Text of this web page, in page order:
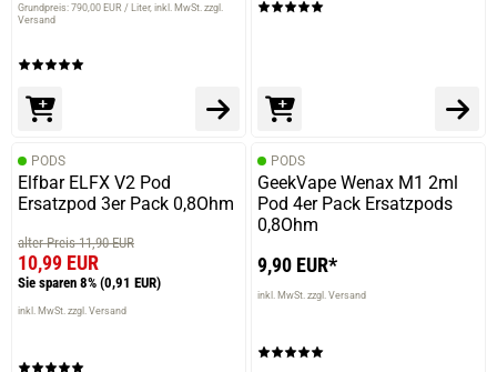
Grundpreis: 790,00 EUR / Liter inkl. MwSt. zzgl.
Versand
PODS
Elfbar ELFX V2 Pod
Ersatzpod 3er Pack 0,8Ohm
alter Preis 11,90 EUR
10,99 EUR
Sie sparen 8% (0,91 EUR)
inkl. MwSt. zzgl. Versand
PODS
GeekVape Wenax M1 2ml
Pod 4er Pack Ersatzpods
0,8Ohm
9,90 EUR*
inkl. MwSt. zzgl. Versand